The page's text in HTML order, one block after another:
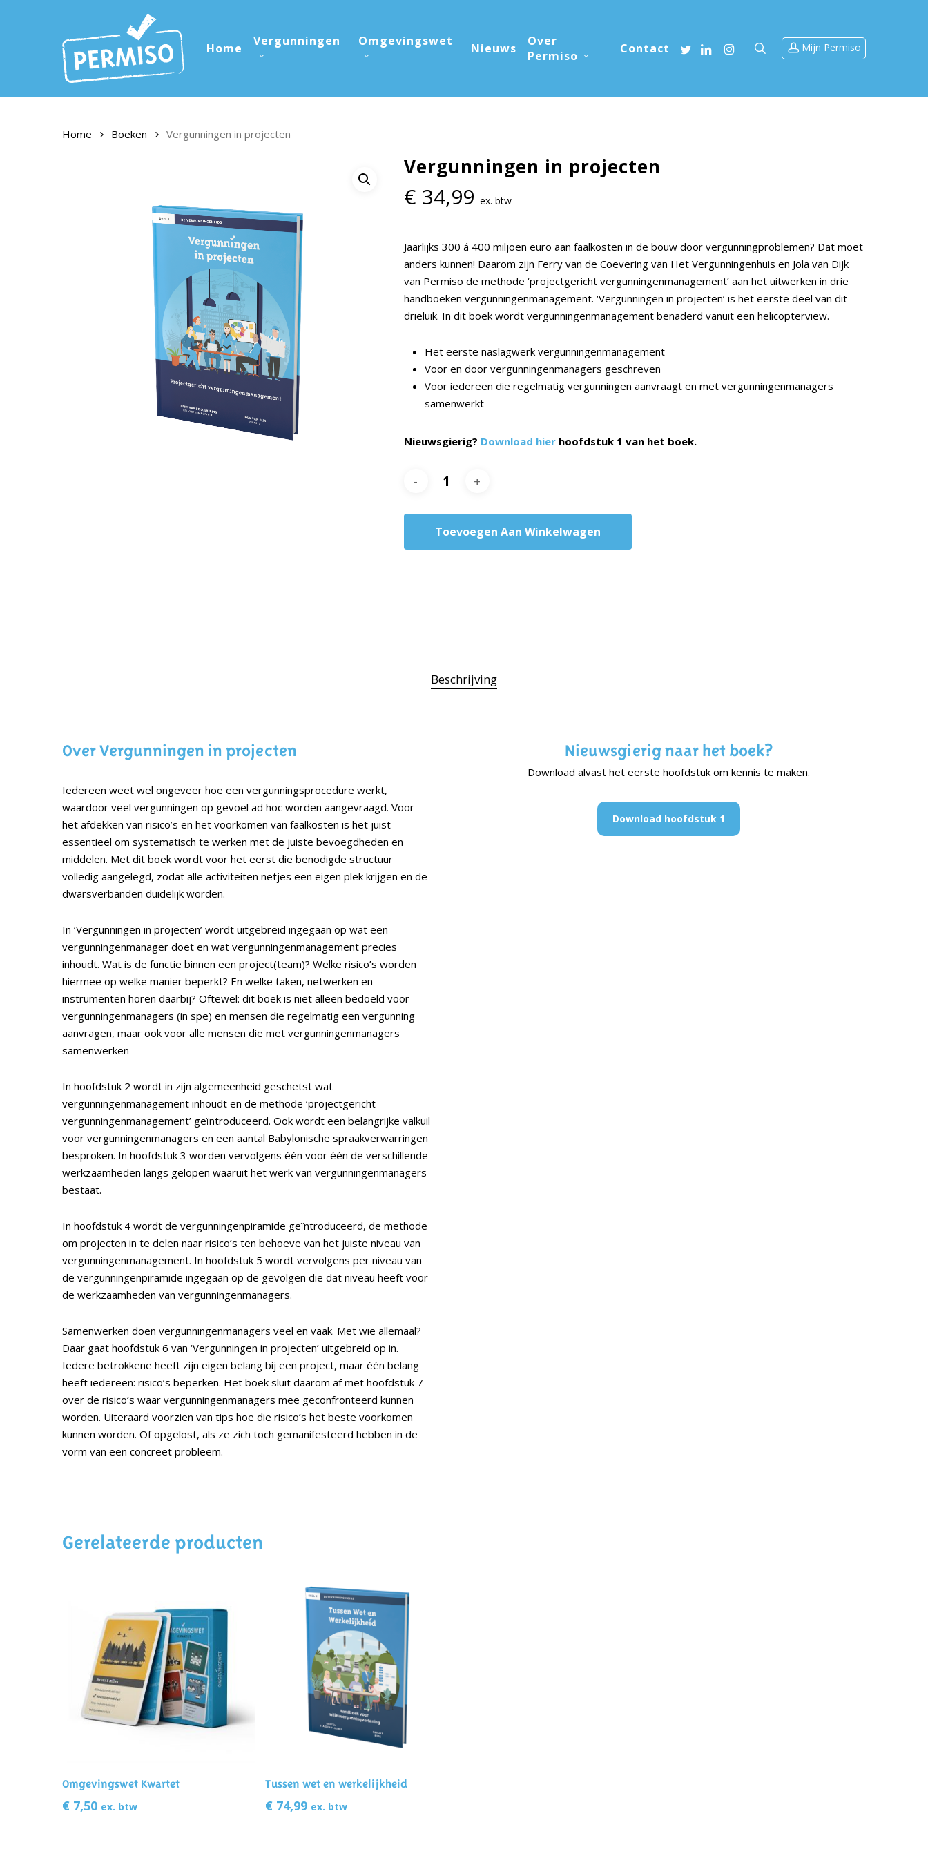
Home Vergunningen Omgevingswet Nieuws
Over
Permiso
Contact search account
twitterlinkedininstagram
Home Boeken Vergunningen in projecten
Vergunningen in projecten
€ 34,99 ex. btw
Jaarlijks 300 á 400 miljoen euro aan faalkosten in de bouw door vergunningproblemen? Dat moet
anders kunnen! Daarom zijn Ferry van de Coevering van Het Vergunningenhuis en Jola van Dijk
van Permiso de methode ‘projectgericht vergunningenmanagement’ aan het uitwerken in drie
handboeken vergunningenmanagement. ‘Vergunningen in projecten’ is het eerste deel van dit
drieluik. In dit boek wordt vergunningenmanagement benaderd vanuit een helicopterview.
Het eerste naslagwerk vergunningenmanagement
Voor en door vergunningenmanagers geschreven
Voor iedereen die regelmatig vergunningen aanvraagt en met vergunningenmanagers
samenwerkt
Nieuwsgierig? Download hierhoofdstuk 1 van het boek.
Toevoegen Aan Winkelwagen
Beschrijving
Over Vergunningen in projecten
Iedereen weet wel ongeveer hoe een vergunningsprocedure werkt,
waardoor veel vergunningen op gevoel ad hoc worden aangevraagd. Voor
het afdekken van risico’s en het voorkomen van faalkosten is het juist
essentieel om systematisch te werken met de juiste bevoegdheden en
middelen. Met dit boek wordt voor het eerst die benodigde structuur
volledig aangelegd, zodat alle activiteiten netjes een eigen plek krijgen en de
dwarsverbanden duidelijk worden.
In ‘Vergunningen in projecten’ wordt uitgebreid ingegaan op wat een
vergunningenmanager doet en wat vergunningenmanagement precies
inhoudt. Wat is de functie binnen een project(team)? Welke risico’s worden
hiermee op welke manier beperkt? En welke taken, netwerken en
instrumenten horen daarbij? Oftewel: dit boek is niet alleen bedoeld voor
vergunningenmanagers (in spe) en mensen die regelmatig een vergunning
aanvragen, maar ook voor alle mensen die met vergunningenmanagers
samenwerken
In hoofdstuk 2 wordt in zijn algemeenheid geschetst wat
vergunningenmanagement inhoudt en de methode ‘projectgericht
vergunningenmanagement’ geïntroduceerd. Ook wordt een belangrijke valkuil
voor vergunningenmanagers en een aantal Babylonische spraakverwarringen
besproken. In hoofdstuk 3 worden vervolgens één voor één de verschillende
werkzaamheden langs gelopen waaruit het werk van vergunningenmanagers
bestaat.
In hoofdstuk 4 wordt de vergunningenpiramide geïntroduceerd, de methode
om projecten in te delen naar risico’s ten behoeve van het juiste niveau van
vergunningenmanagement. In hoofdstuk 5 wordt vervolgens per niveau van
de vergunningenpiramide ingegaan op de gevolgen die dat niveau heeft voor
de werkzaamheden van vergunningenmanagers.
Samenwerken doen vergunningenmanagers veel en vaak. Met wie allemaal?
Daar gaat hoofdstuk 6 van ‘Vergunningen in projecten’ uitgebreid op in.
Iedere betrokkene heeft zijn eigen belang bij een project, maar één belang
heeft iedereen: risico’s beperken. Het boek sluit daarom af met hoofdstuk 7
over de risico’s waar vergunningenmanagers mee geconfronteerd kunnen
worden. Uiteraard voorzien van tips hoe die risico’s het beste voorkomen
kunnen worden. Of opgelost, als ze zich toch gemanifesteerd hebben in de
vorm van een concreet probleem.
Nieuwsgierig naar het boek?
Download alvast het eerste hoofdstuk om kennis te maken.
Download hoofdstuk 1
Gerelateerde producten
Toevoegen Aan Winkelwagen
Omgevingswet Kwartet
€ 7,50 ex. btw
Toevoegen Aan Winkelwagen
Tussen wet en werkelijkheid
€ 74,99 ex. btw